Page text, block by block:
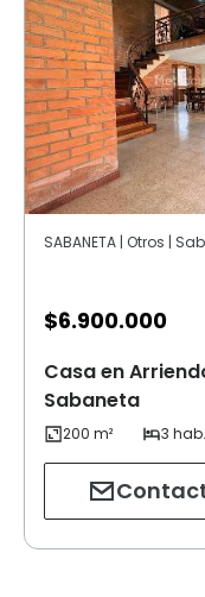
SABANETA | Otros |
$6.900.000
Casa en
Sabaneta